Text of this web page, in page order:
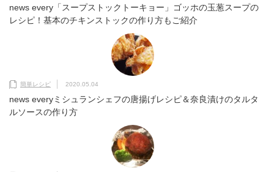
news every「スープストックトーキョー」ゴッホの玉葱スープの
レシピ！基本のチキンストックの作り方もご紹介
簡単レシピ 2020.05.04
news everyミシュランシェフの唐揚げレシピ＆奈良漬けのタルタ
ルソースの作り方